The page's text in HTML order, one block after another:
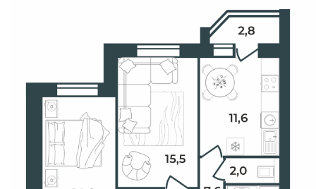
Новости
Выбор недвижимости
Свои Люди